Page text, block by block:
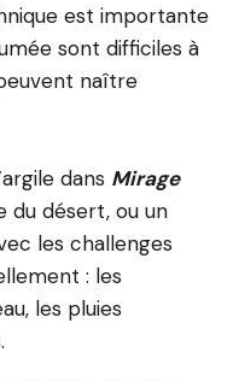
est importante
sont difficiles à
naître
dans Mirage
du désert, ou un
les challenges
: les
les pluies